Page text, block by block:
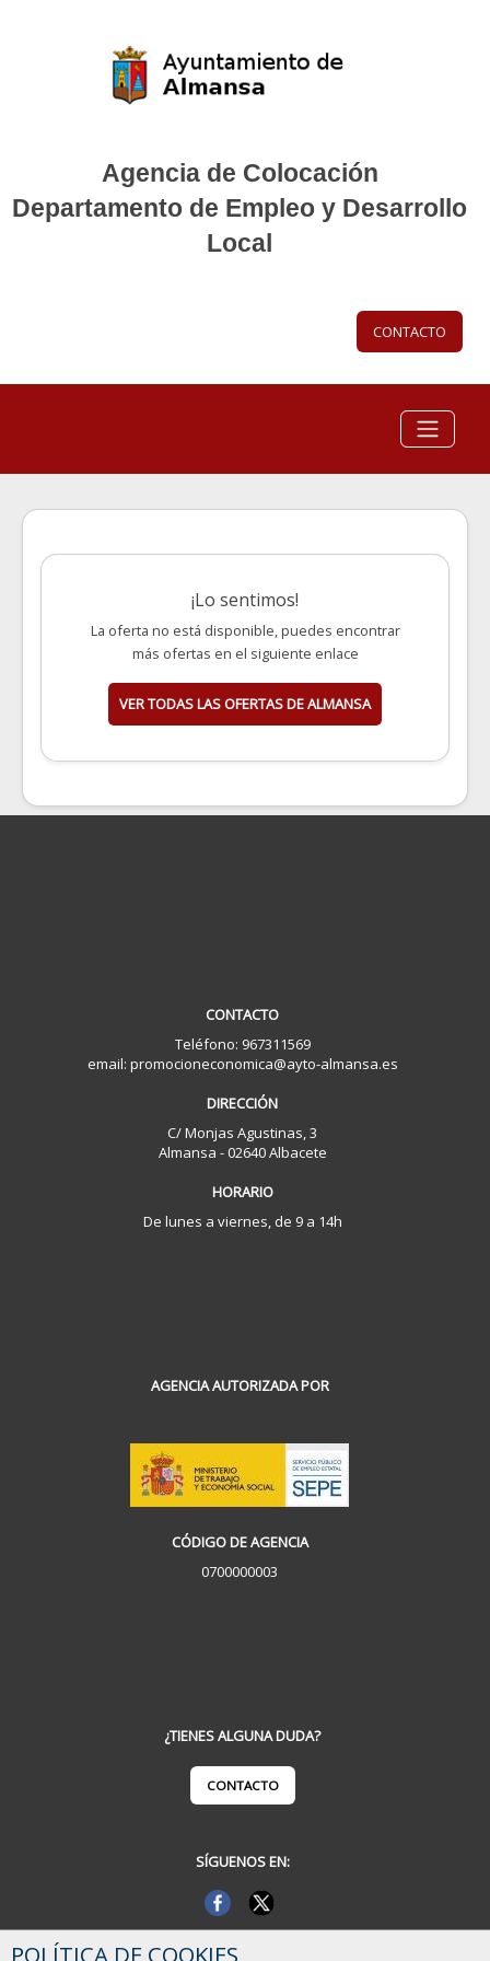
Agencia de Colocación
Departamento de Empleo y Desarrollo
Local
CONTACTO
¡Lo sentimos!
La oferta no está disponible, puedes encontrar
más ofertas en el siguiente enlace
VER TODAS LAS OFERTAS DE ALMANSA
CONTACTO
Teléfono: 967311569
email: promocioneconomica@ayto-almansa.es
DIRECCIÓN
C/ Monjas Agustinas, 3
Almansa - 02640 Albacete
HORARIO
De lunes a viernes, de 9 a 14h
AGENCIA AUTORIZADA POR
CÓDIGO DE AGENCIA
0700000003
¿TIENES ALGUNA DUDA?
CONTACTO
SÍGUENOS EN:
POLÍTICA DE COOKIES